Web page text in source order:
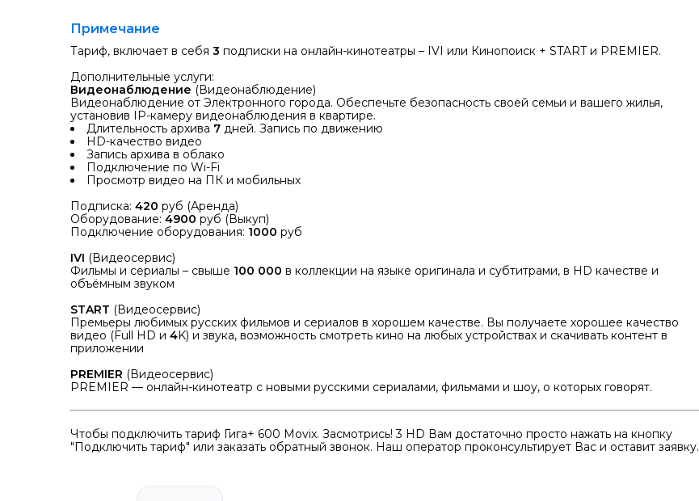
Примечание
Тариф, включает в себя 3 подписки на онлайн-кинотеатры – IVI или Кинопоиск + START и PREMIER.
Дополнительные услуги:
Видеонаблюдение (Видеонаблюдение)
Видеонаблюдение от Электронного города. Обеспечьте безопасность своей семьи и вашего жилья,
установив IP-камеру видеонаблюдения в квартире.
Длительность архива 7 дней. Запись по движению
HD-качество видео
Запись архива в облако
Подключение по Wi-Fi
Просмотр видео на ПК и мобильных
Подписка: 420 руб (Аренда)
Оборудование: 4900 руб (Выкуп)
Подключение оборудования: 1000 руб
IVI (Видеосервис)
Фильмы и сериалы – свыше 100 000 в коллекции на языке оригинала и субтитрами, в HD качестве и
объёмным звуком
START (Видеосервис)
Премьеры любимых русских фильмов и сериалов в хорошем качестве. Вы получаете хорошее качество
видео (Full HD и 4K) и звука, возможность смотреть кино на любых устройствах и скачивать контент в
приложении
PREMIER (Видеосервис)
PREMIER — онлайн-кинотеатр с новыми русскими сериалами, фильмами и шоу, о которых говорят.
Чтобы подключить тариф Гига+ 600 Movix. Засмотрись! 3 HD Вам достаточно просто нажать на кнопку
"Подключить тариф" или заказать обратный звонок. Наш оператор проконсультирует Вас и оставит заявку.